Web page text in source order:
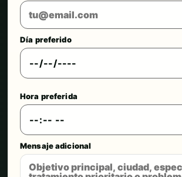
Día preferido
Hora preferida
Mensaje adicional